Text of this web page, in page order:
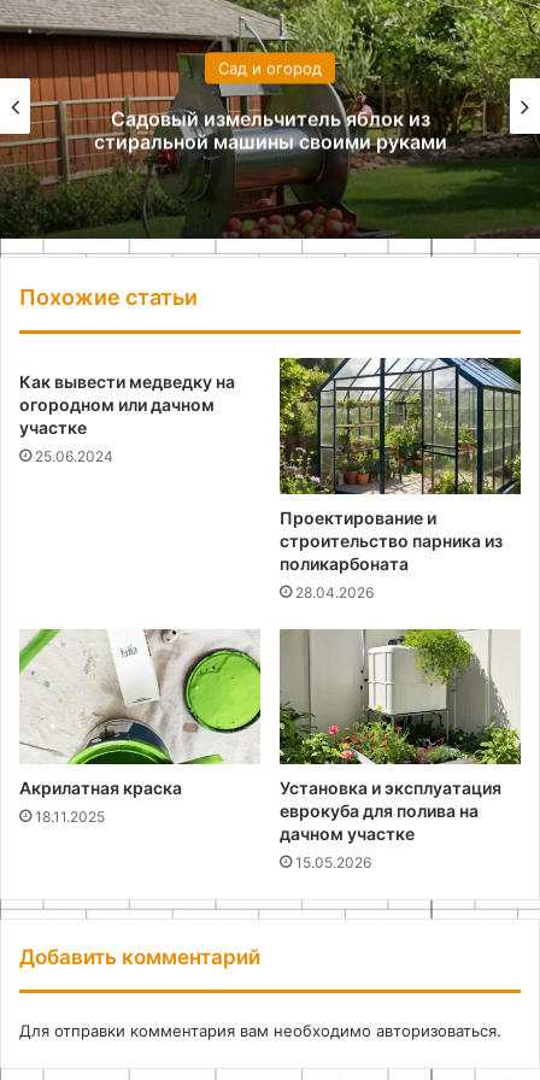
Сад и огород
Преимущества пружинного механизма
для заготовки дров
Похожие статьи
Как вывести медведку на
огородном или дачном
участке
25.06.2024
Проектирование и
строительство парника из
поликарбоната
28.04.2026
Акрилатная краска
18.11.2025
Установка и эксплуатация
еврокуба для полива на
дачном участке
15.05.2026
Добавить комментарий
Для отправки комментария вам необходимо авторизоваться.